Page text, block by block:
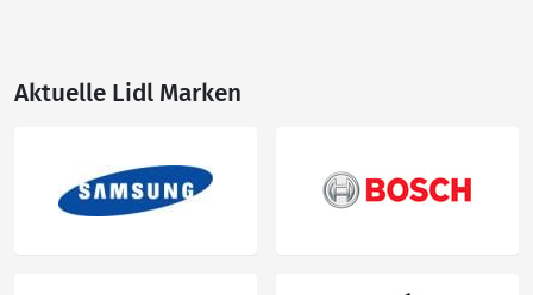
Aktuelle Lidl Marken